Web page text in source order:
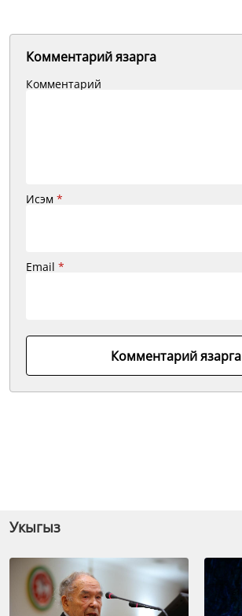
Комментарий язарга
Комментарий
Исэм *
Email *
Комментарий язарга
Укыгыз